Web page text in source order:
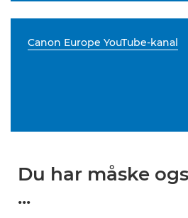
Canon Europe YouTube-kanal
Du har måske
...